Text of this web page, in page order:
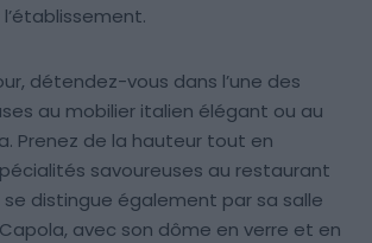
détendez-vous dans l’une des
au mobilier italien élégant ou au
Prenez de la hauteur tout en
savoureuses au restaurant
se distingue également par sa salle
avec son dôme en verre et en